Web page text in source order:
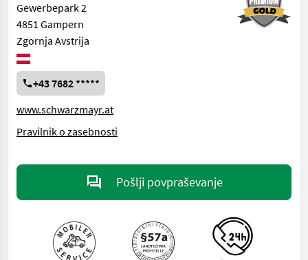
Gewerbepark 2
4851 Gampern
Zgornja Avstrija
+43 7682 *****
www.schwarzmayr.at
Pravilnik o zasebnosti
Pošlji povpraševanje